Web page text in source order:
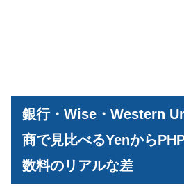
銀行・Wise・Western
商で見比べるYenから
数料のリアルな差